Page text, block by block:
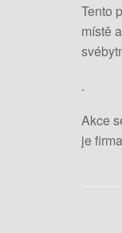
Tento
místě
.
Akce
je